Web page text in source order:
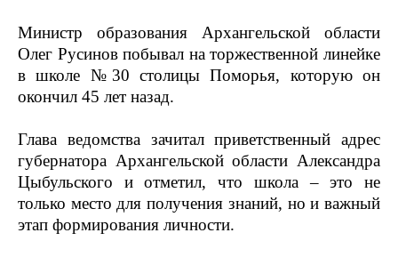
Министр образования Архангельской области
Олег Русинов побывал на торжественной линейке
в школе №30 столицы Поморья, которую он
окончил 45 лет назад.
Глава ведомства зачитал приветственный адрес
губернатора Архангельской области Александра
Цыбульского и отметил, что школа – это не
только место для получения знаний, но и важный
этап формирования личности.